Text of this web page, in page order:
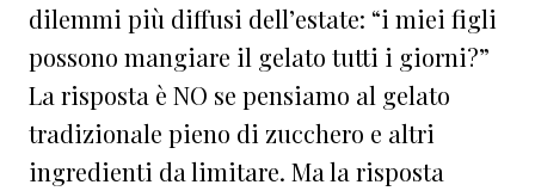
dilemmi più diffusi dell’estate: “i miei figli
possono mangiare il gelato tutti i giorni?”
La risposta è NO se pensiamo al gelato
tradizionale pieno di zucchero e altri
ingredienti da limitare. Ma la risposta